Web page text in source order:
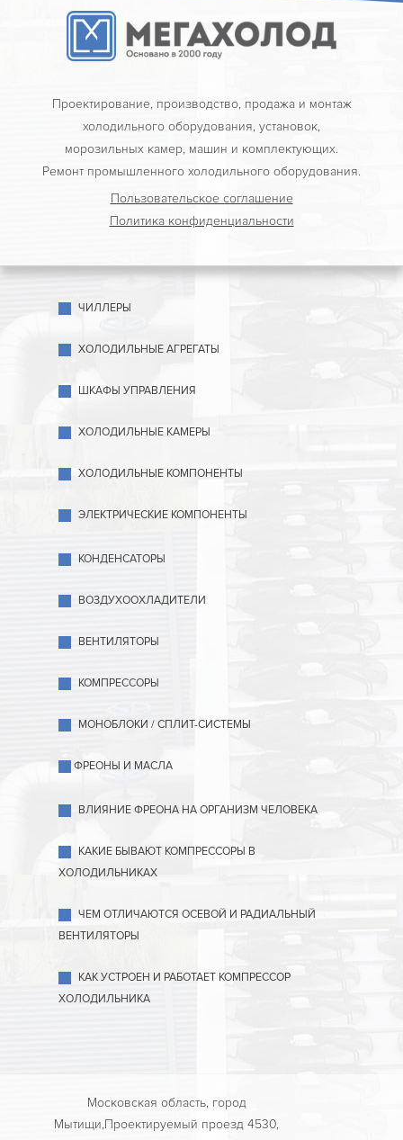
Проектирование, производство, продажа и монтаж
холодильного оборудования, установок,
морозильных камер, машин и комплектующих.
Ремонт промышленного холодильного оборудования.
Пользовательское соглашение
Политика конфиденциальности
ЧИЛЛЕРЫ
ХОЛОДИЛЬНЫЕ АГРЕГАТЫ
ШКАФЫ УПРАВЛЕНИЯ
ХОЛОДИЛЬНЫЕ КАМЕРЫ
ХОЛОДИЛЬНЫЕ КОМПОНЕНТЫ
ЭЛЕКТРИЧЕСКИЕ КОМПОНЕНТЫ
КОНДЕНСАТОРЫ
ВОЗДУХООХЛАДИТЕЛИ
ВЕНТИЛЯТОРЫ
КОМПРЕССОРЫ
МОНОБЛОКИ / СПЛИТ-СИСТЕМЫ
ФРЕОНЫ И МАСЛА
ВЛИЯНИЕ ФРЕОНА НА ОРГАНИЗМ ЧЕЛОВЕКА
КАКИЕ БЫВАЮТ КОМПРЕССОРЫ В
ХОЛОДИЛЬНИКАХ
ЧЕМ ОТЛИЧАЮТСЯ ОСЕВОЙ И РАДИАЛЬНЫЙ
ВЕНТИЛЯТОРЫ
КАК УСТРОЕН И РАБОТАЕТ КОМПРЕССОР
ХОЛОДИЛЬНИКА
Московская область, город
Мытищи,Проектируемый проезд 4530,